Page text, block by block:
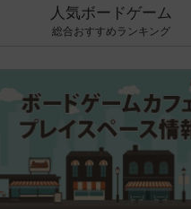
人気ボードゲーム
総合おすすめランキング